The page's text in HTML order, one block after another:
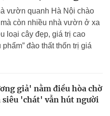
vườn quanh Hà Nội chào
còn nhiều nhà vườn ở xa
loại cây đẹp, giá trị cao
đào thất thốn trị giá
giả' nằm điều hòa chờ
siêu 'chát' vẫn hút người